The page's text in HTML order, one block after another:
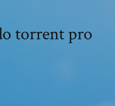
torrent pro